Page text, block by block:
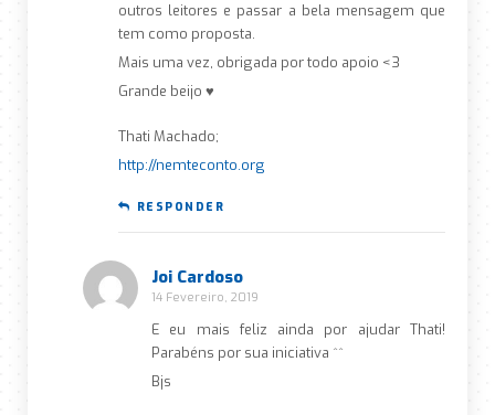
outros leitores e passar a bela mensagem que
tem como proposta.
Mais uma vez, obrigada por todo apoio <3
Grande beijo ♥
Thati Machado;
http://nemteconto.org
RESPONDER
Joi Cardoso
14 Fevereiro, 2019
E eu mais feliz ainda por ajudar Thati!
Parabéns por sua iniciativa ^^
Bjs